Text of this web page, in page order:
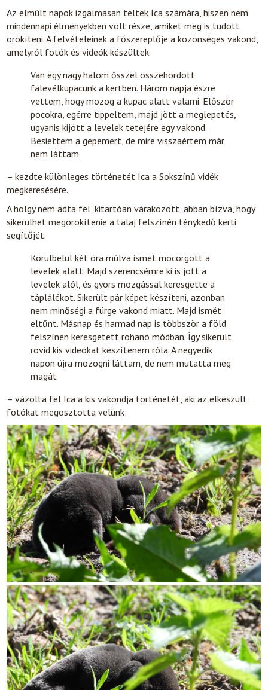
Az elmúlt napok izgalmasan teltek Ica számára, hiszen nem
mindennapi élményekben volt része, amiket meg is tudott
örökíteni. A felvételeinek a főszereplője a közönséges vakond,
amelyről fotók és videók készültek.
Van egy nagy halom ősszel összehordott
falevélkupacunk a kertben. Három napja észre
vettem, hogy mozog a kupac alatt valami. Először
pocokra, egérre tippeltem, majd jött a meglepetés,
ugyanis kijött a levelek tetejére egy vakond.
Besiettem a gépemért, de mire visszaértem már
nem láttam
– kezdte különleges történetét Ica a Sokszínű vidék
megkeresésére.
A hölgy nem adta fel, kitartóan várakozott, abban bízva, hogy
sikerülhet megörökítenie a talaj felszínén ténykedő kerti
segítőjét.
Körülbelül két óra múlva ismét mocorgott a
levelek alatt. Majd szerencsémre ki is jött a
levelek alól, és gyors mozgással keresgette a
táplálékot. Sikerült pár képet készíteni, azonban
nem minőségi a fürge vakond miatt. Majd ismét
eltűnt. Másnap és harmad nap is többször a föld
felszínén keresgetett rohanó módban. Így sikerült
rövid kis videókat készítenem róla. A negyedik
napon újra mozogni láttam, de nem mutatta meg
magát
– vázolta fel Ica a kis vakondja történetét, aki az elkészült
fotókat megosztotta velünk: